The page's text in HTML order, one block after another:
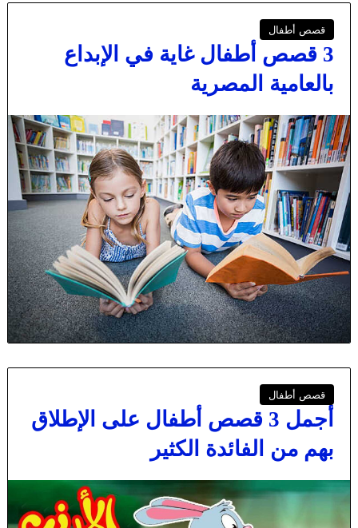
قصص أطفال
3 قصص أطفال غاية في الإبداع
بالعامية المصرية
قصص أطفال
أجمل 3 قصص أطفال على الإطلاق
بهم من الفائدة الكثير